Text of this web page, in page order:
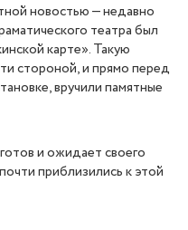
новостью — недавно
театра был
карте». Такую
стороной, и прямо перед
вручили памятные
и ожидает своего
приблизились к этой